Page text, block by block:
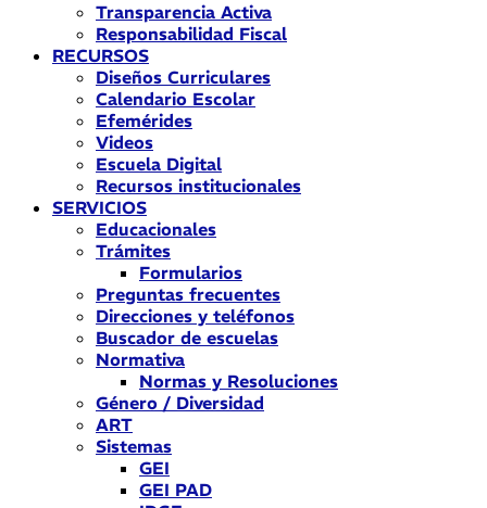
Transparencia Activa
Responsabilidad Fiscal
RECURSOS
Diseños Curriculares
Calendario Escolar
Efemérides
Videos
Escuela Digital
Recursos institucionales
SERVICIOS
Educacionales
Trámites
Formularios
Preguntas frecuentes
Direcciones y teléfonos
Buscador de escuelas
Normativa
Normas y Resoluciones
Género / Diversidad
ART
Sistemas
GEI
GEI PAD